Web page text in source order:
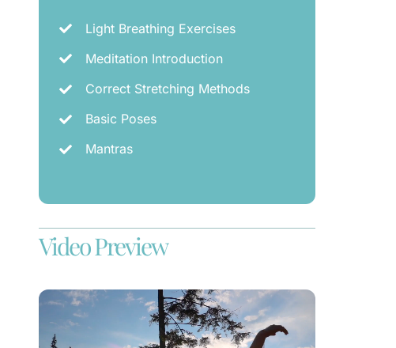
Light Breathing Exercises
Meditation Introduction
Correct Stretching Methods
Basic Poses
Mantras
Video Preview